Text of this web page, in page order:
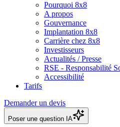
Pourquoi 8x8
A propos
Gouvernance
Implantation 8x8
Carrière chez 8x8
Investisseurs
Actualités / Presse
RSE - Responsabilité
Accessibilité
Tarifs
Demander un devis
Poser une question IA